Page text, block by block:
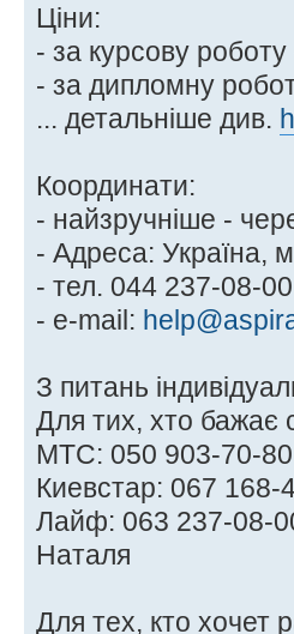
Ціни:
- за курсову роботу
- за дипломну
... детальніше див.
Координати:
- найзручніше -
- Адреса: Україна,
- тел. 044 237-08-00
- e-mail:
З питань
Для тих, хто бажає
МТС: 050 903-70-80
Киевстар: 067 168-
Лайф: 063 237-08-
Наталя
Для тех, кто хочет